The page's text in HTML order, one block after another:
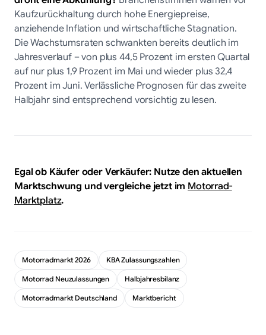
Kaufzurückhaltung durch hohe Energiepreise,
anziehende Inflation und wirtschaftliche Stagnation.
Die Wachstumsraten schwankten bereits deutlich im
Jahresverlauf – von plus 44,5 Prozent im ersten Quartal
auf nur plus 1,9 Prozent im Mai und wieder plus 32,4
Prozent im Juni. Verlässliche Prognosen für das zweite
Halbjahr sind entsprechend vorsichtig zu lesen.
Egal ob Käufer oder Verkäufer: Nutze den aktuellen
Marktschwung und vergleiche jetzt imMotorrad-
Marktplatz.
Motorradmarkt 2026
KBA Zulassungszahlen
Motorrad Neuzulassungen
Halbjahresbilanz
Motorradmarkt Deutschland
Marktbericht